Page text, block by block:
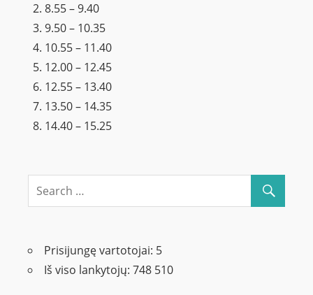
8.55 – 9.40
9.50 – 10.35
10.55 – 11.40
12.00 – 12.45
12.55 – 13.40
13.50 – 14.35
14.40 – 15.25
Prisijungę vartotojai: 5
Iš viso lankytojų: 748 510